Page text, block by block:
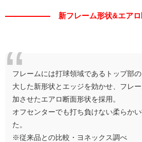
新フレーム形状&エア
フレームには打球領域であるトップ部
大した新形状とエッジを効かせ、フレ
加させたエアロ断面形状を採用。
オフセンターでも打ち負けない柔らか
た。
※従来品との比較・ヨネックス調べ